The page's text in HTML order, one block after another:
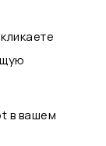
в вашем